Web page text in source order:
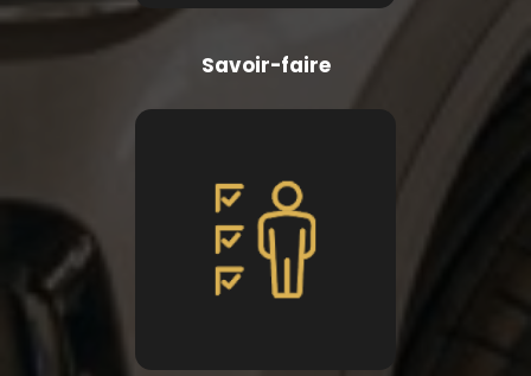
Savoir-faire